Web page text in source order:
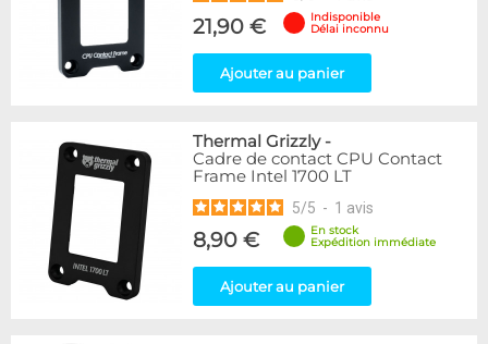
21,90 €
Indisponible
Délai inconnu
Ajouter au panier
Thermal Grizzly-
Cadre de contact CPU Contact
Frame Intel 1700 LT
5/5 - 1 avis
8,90 €
En stock
Expédition immédiate
Ajouter au panier